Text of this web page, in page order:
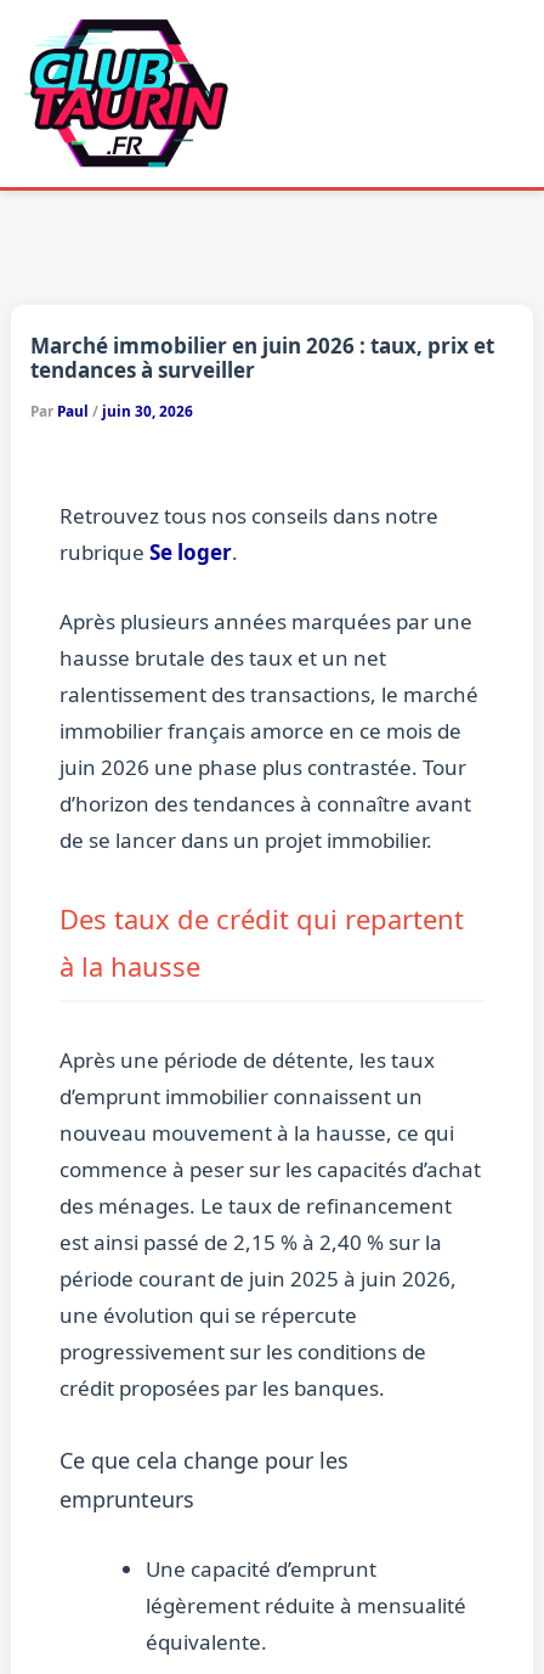
contenu
Marché immobilier en juin 2026 : taux, prix et
tendances à surveiller
Par Paul / juin 30, 2026
Retrouvez tous nos conseils dans notre
rubrique Se loger.
Après plusieurs années marquées par une
hausse brutale des taux et un net
ralentissement des transactions, le marché
immobilier français amorce en ce mois de
juin 2026 une phase plus contrastée. Tour
d’horizon des tendances à connaître avant
de se lancer dans un projet immobilier.
Des taux de crédit qui repartent
à la hausse
Après une période de détente, les taux
d’emprunt immobilier connaissent un
nouveau mouvement à la hausse, ce qui
commence à peser sur les capacités d’achat
des ménages. Le taux de refinancement
est ainsi passé de 2,15 % à 2,40 % sur la
période courant de juin 2025 à juin 2026,
une évolution qui se répercute
progressivement sur les conditions de
crédit proposées par les banques.
Ce que cela change pour les
emprunteurs
Une capacité d’emprunt
légèrement réduite à mensualité
équivalente.